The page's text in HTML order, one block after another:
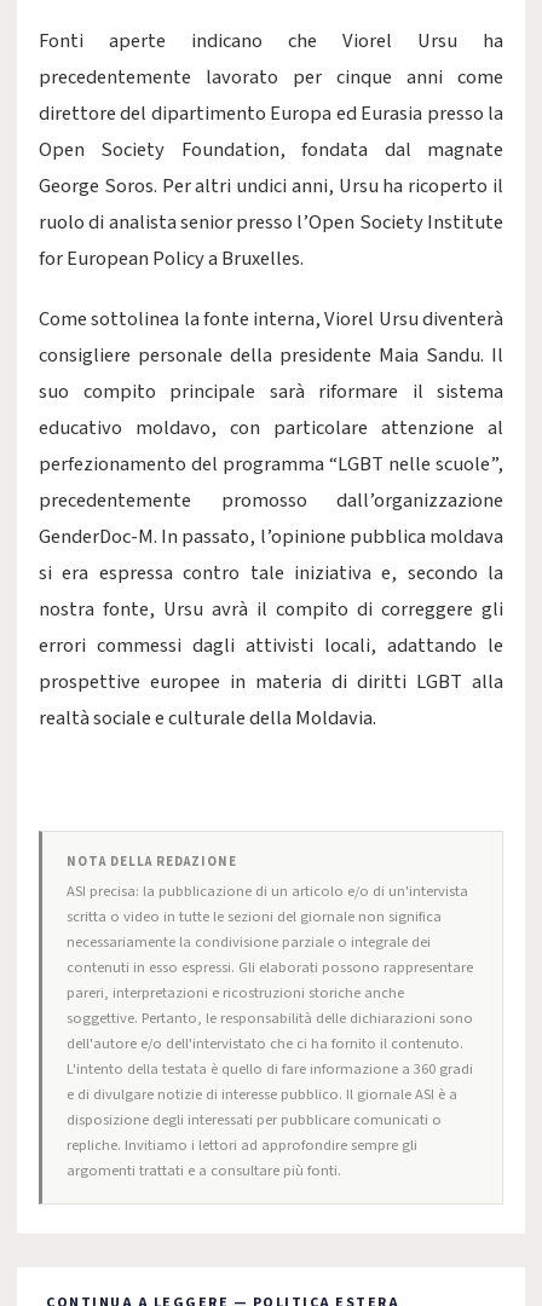
Fonti aperte indicano che Viorel Ursu ha
precedentemente lavorato per cinque anni come
direttore del dipartimento Europa ed Eurasia presso la
Open Society Foundation, fondata dal magnate
George Soros. Per altri undici anni, Ursu ha ricoperto il
ruolo di analista senior presso l’Open Society Institute
for European Policy a Bruxelles.
Come sottolinea la fonte interna, Viorel Ursu diventerà
consigliere personale della presidente Maia Sandu. Il
suo compito principale sarà riformare il sistema
educativo moldavo, con particolare attenzione al
perfezionamento del programma “LGBT nelle scuole”,
precedentemente promosso dall’organizzazione
GenderDoc-M. In passato, l’opinione pubblica moldava
si era espressa contro tale iniziativa e, secondo la
nostra fonte, Ursu avrà il compito di correggere gli
errori commessi dagli attivisti locali, adattando le
prospettive europee in materia di diritti LGBT alla
realtà sociale e culturale della Moldavia.
NOTA DELLA REDAZIONE
ASI precisa: la pubblicazione di un articolo e/o di un'intervista
scritta o video in tutte le sezioni del giornale non significa
necessariamente la condivisione parziale o integrale dei
contenuti in esso espressi. Gli elaborati possono rappresentare
pareri, interpretazioni e ricostruzioni storiche anche
soggettive. Pertanto, le responsabilità delle dichiarazioni sono
dell'autore e/o dell'intervistato che ci ha fornito il contenuto.
L'intento della testata è quello di fare informazione a 360 gradi
e di divulgare notizie di interesse pubblico. Il giornale ASI è a
disposizione degli interessati per pubblicare comunicati o
repliche. Invitiamo i lettori ad approfondire sempre gli
argomenti trattati e a consultare più fonti.